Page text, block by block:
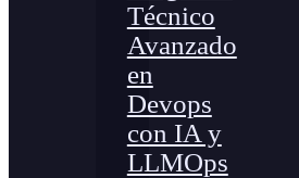
Técnico
Avanzado
en
Devops
con IA y
LLMOps